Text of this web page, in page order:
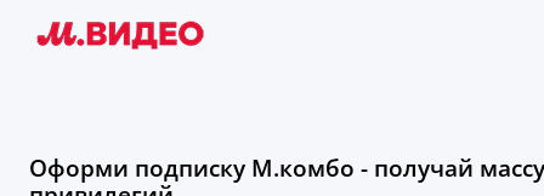
Оформи подписку М.комбо - получай массу